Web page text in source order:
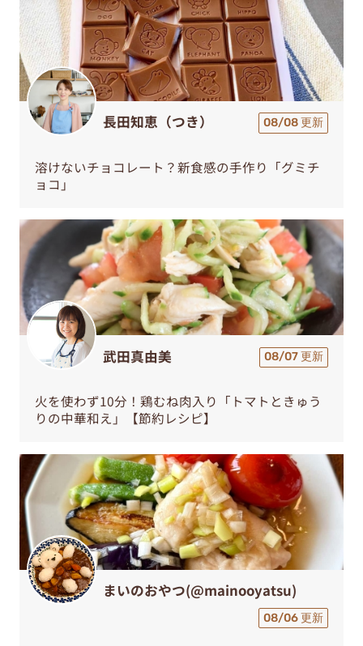
長田知恵（つき） 08/08 更新
溶けないチョコレート？新食感の手作り「グミチ
ョコ」
武田真由美 08/07 更新
火を使わず10分！鶏むね肉入り「トマトときゅう
りの中華和え」【節約レシピ】
まいのおやつ(@mainooyatsu)
08/06 更新